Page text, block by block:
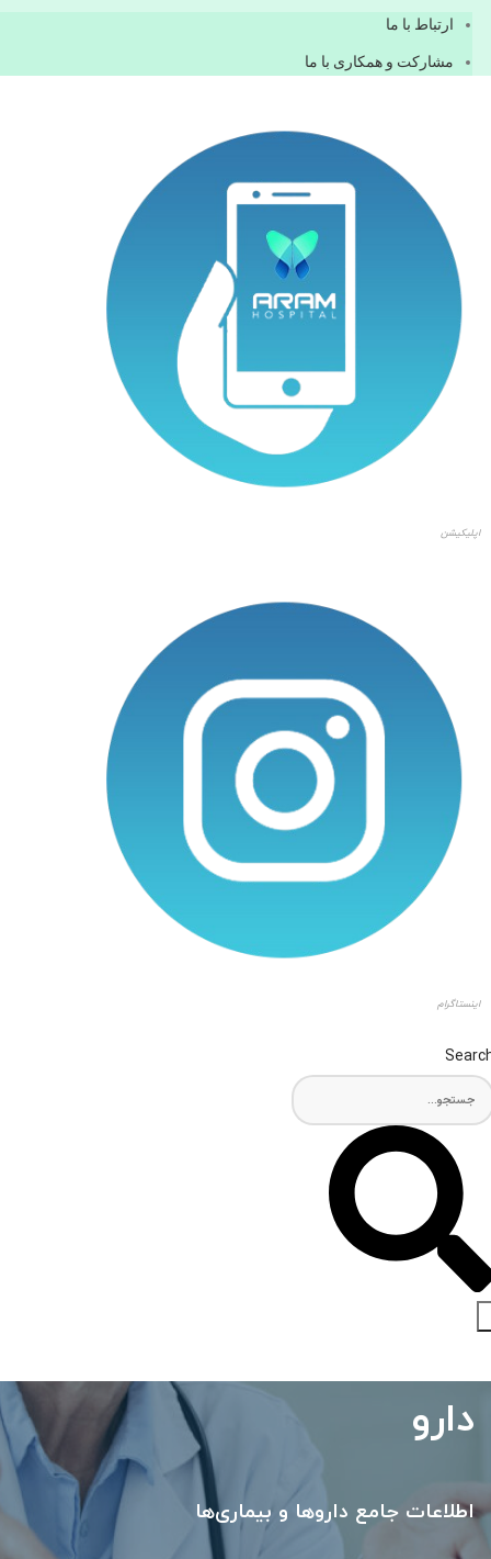
ارتباط با ما
مشاركت و همكاری با ما
اپلیکیشن
اینستاگرام
دارو
اطلاعات جامع داروها و بیماری‌ها